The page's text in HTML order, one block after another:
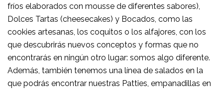
fríos elaborados con mousse de diferentes sabores),
Dolces Tartas (cheesecakes) y Bocados, como las
cookies artesanas, los coquitos o los alfajores, con los
que descubrirás nuevos conceptos y formas que no
encontrarás en ningún otro lugar: somos algo diferente.
Además, también tenemos una línea de salados en la
que podrás encontrar nuestras Patties, empanadillas en